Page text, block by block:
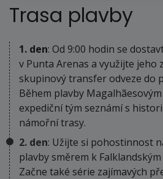
Trasa plavby
1. den: Od 9:00 hodin se
v Punta Arenas a využijte jeho
skupinový transfer odveze do
Během plavby
expediční tým seznámí s
námořní trasy.
2. den: Užijte si pohostinnost
plavby směrem k
Začne také série zajímavých